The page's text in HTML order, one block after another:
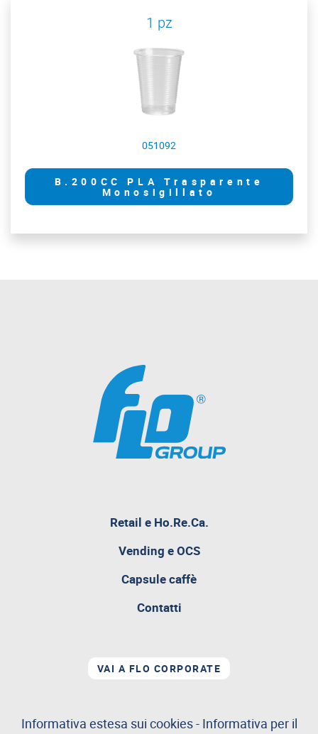
1 pz
051092
B.200CC PLA Trasparente
Monosigillato
Retail e Ho.Re.Ca.pagina
Vending e OCS
Capsule caffè
Contatti
VAI A FLO CORPORATE
Informativa estesa sui cookies- Informativa per il